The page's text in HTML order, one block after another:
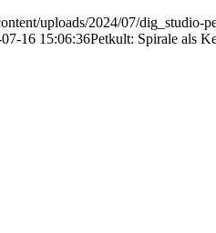
uploads/2024/07/dig_studio-
16 15:06:36Petkult: Spirale als